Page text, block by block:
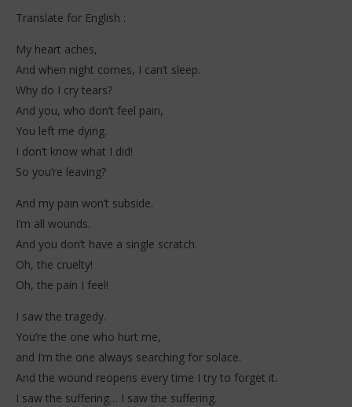
Translate for English :
My heart aches,
And when night comes, I can’t sleep.
Why do I cry tears?
And you, who don’t feel pain,
You left me dying.
I don’t know what I did!
So you’re leaving?
And my pain won’t subside.
I’m all wounds.
And you don’t have a single scratch.
Oh, the cruelty!
Oh, the pain I feel!
I saw the tragedy.
You’re the one who hurt me,
and I’m the one always searching for solace.
And the wound reopens every time I try to forget it.
I saw the suffering… I saw the suffering.